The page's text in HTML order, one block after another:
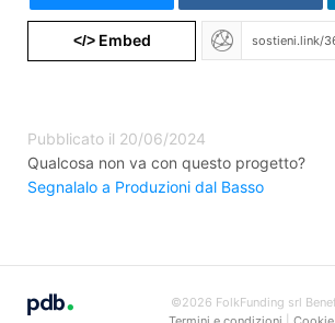
</>Embed
Pubblicato il 20/06/2024
Qualcosa non va con questo progetto?
Segnalalo a Produzioni dal Basso
©2026 FolkFunding srl